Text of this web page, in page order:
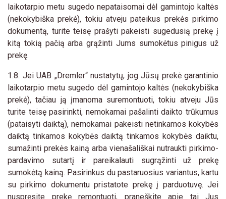
laikotarpio metu sugedo nepataisomai dėl gamintojo kaltės
(nekokybiška prekė), tokiu atveju pateikus prekės pirkimo
dokumentą, turite teisę prašyti pakeisti sugedusią prekę į
kitą tokią pačią arba grąžinti Jums sumokėtus pinigus už
prekę.
1.8. Jei UAB „Dremler“ nustatytų, jog Jūsų prekė garantinio
laikotarpio metu sugedo dėl gamintojo kaltės (nekokybiška
prekė), tačiau ją įmanoma suremontuoti, tokiu atveju Jūs
turite teisę pasirinkti, nemokamai pašalinti daikto trūkumus
(pataisyti daiktą), nemokamai pakeisti netinkamos kokybės
daiktą tinkamos kokybės daiktą tinkamos kokybės daiktu,
sumažinti prekės kainą arba vienašališkai nutraukti pirkimo-
pardavimo sutartį ir pareikalauti sugrąžinti už prekę
sumokėtą kainą. Pasirinkus du pastaruosius variantus, kartu
su pirkimo dokumentu pristatote prekę į parduotuvę. Jei
nuspręsite prekę remontuoti, praneškite apie tai Jus